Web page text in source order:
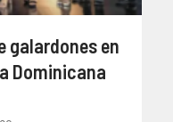
galardones en
Dominicana